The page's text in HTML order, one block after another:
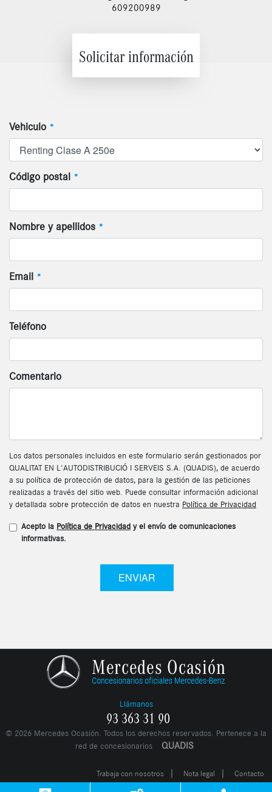
609200989
Solicitar información
Vehiculo *
Código postal *
Nombre y apellidos *
Email *
Teléfono
Comentario
Los datos personales incluidos en este formulario serán gestionados por
QUALITAT EN L'AUTODISTRIBUCIÓ I SERVEIS S.A. (QUADIS), de acuerdo
a su política de protección de datos, para la gestión de las peticiones
realizadas a través del sitio web. Puede consultar información adicional
y detallada sobre protección de datos en nuestra Política de Privacidad
Acepto la Política de Privacidad y el envío de comunicaciones
informativas.
ENVIAR
Llámanos
93 363 31 90
© 2026 Mercedes Ocasión. Todos los derechos reservados. Pertenece a la
red de concesionarios
QUADIS
Trabaja con nosotros | Nota legal | Contacto